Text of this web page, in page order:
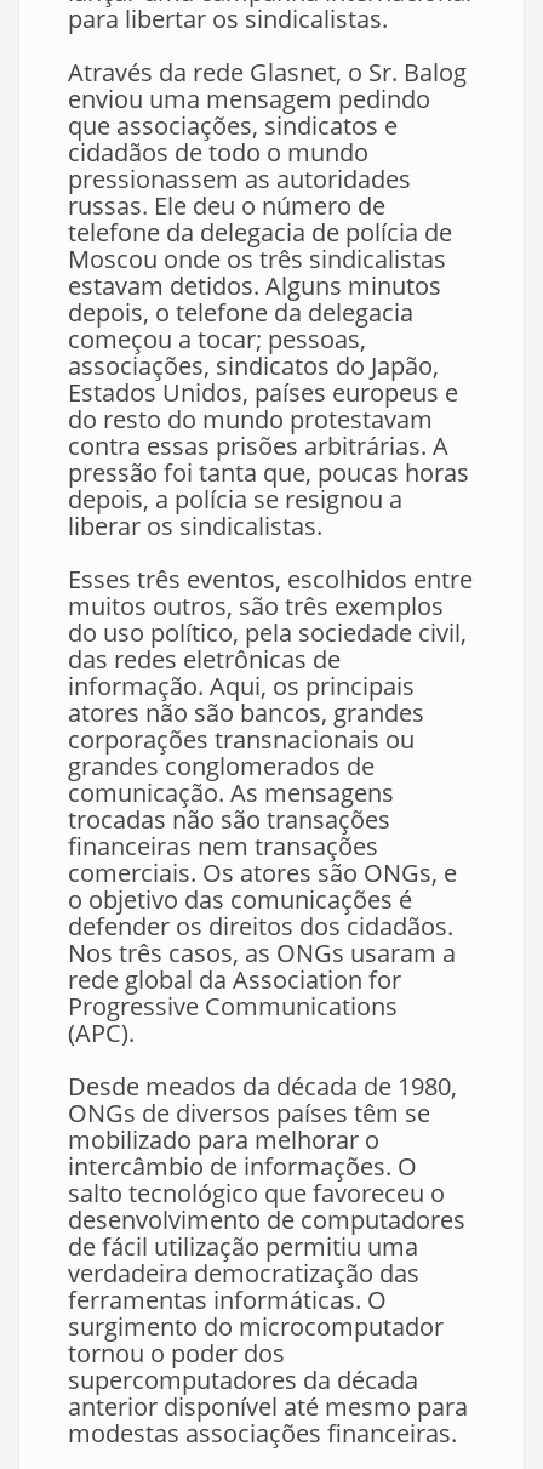
para libertar os sindicalistas.
Através da rede Glasnet, o Sr. Balog
enviou uma mensagem pedindo
que associações, sindicatos e
cidadãos de todo o mundo
pressionassem as autoridades
russas. Ele deu o número de
telefone da delegacia de polícia de
Moscou onde os três sindicalistas
estavam detidos. Alguns minutos
depois, o telefone da delegacia
começou a tocar; pessoas,
associações, sindicatos do Japão,
Estados Unidos, países europeus e
do resto do mundo protestavam
contra essas prisões arbitrárias. A
pressão foi tanta que, poucas horas
depois, a polícia se resignou a
liberar os sindicalistas.
Esses três eventos, escolhidos entre
muitos outros, são três exemplos
do uso político, pela sociedade civil,
das redes eletrônicas de
informação. Aqui, os principais
atores não são bancos, grandes
corporações transnacionais ou
grandes conglomerados de
comunicação. As mensagens
trocadas não são transações
financeiras nem transações
comerciais. Os atores são ONGs, e
o objetivo das comunicações é
defender os direitos dos cidadãos.
Nos três casos, as ONGs usaram a
rede global da Association for
Progressive Communications
(APC).
Desde meados da década de 1980,
ONGs de diversos países têm se
mobilizado para melhorar o
intercâmbio de informações. O
salto tecnológico que favoreceu o
desenvolvimento de computadores
de fácil utilização permitiu uma
verdadeira democratização das
ferramentas informáticas. O
surgimento do microcomputador
tornou o poder dos
supercomputadores da década
anterior disponível até mesmo para
modestas associações financeiras.